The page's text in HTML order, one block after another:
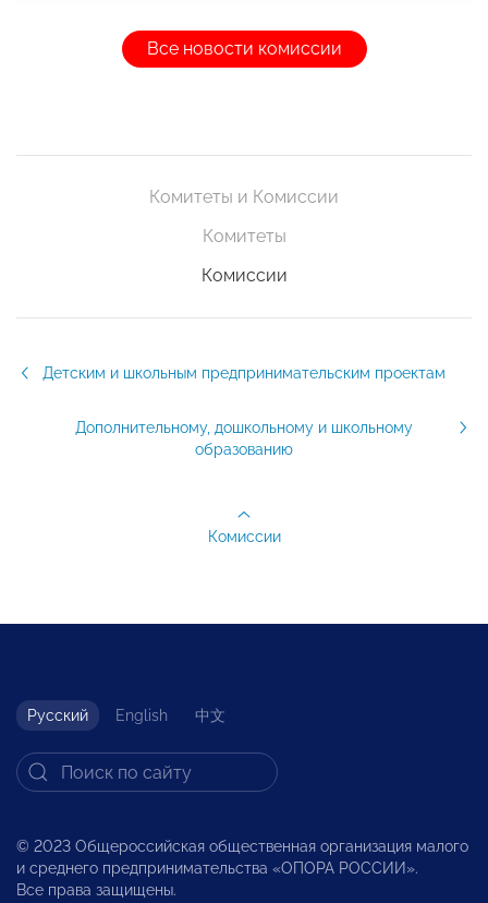
Все новости комиссии
Комитеты и Комиссии
Комитеты
Комиссии
Детским и школьным предпринимательским проектам
Дополнительному, дошкольному и школьному
образованию
Комиссии
Русский English 中文
© 2023 Общероссийская общественная организация малого
и среднего предпринимательства «ОПОРА РОССИИ».
Все права защищены.